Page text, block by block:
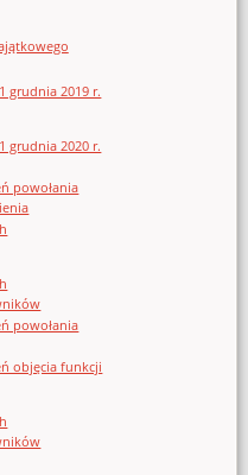
grudnia 2019 r.
grudnia 2020 r.
powołania
powołania
objęcia funkcji